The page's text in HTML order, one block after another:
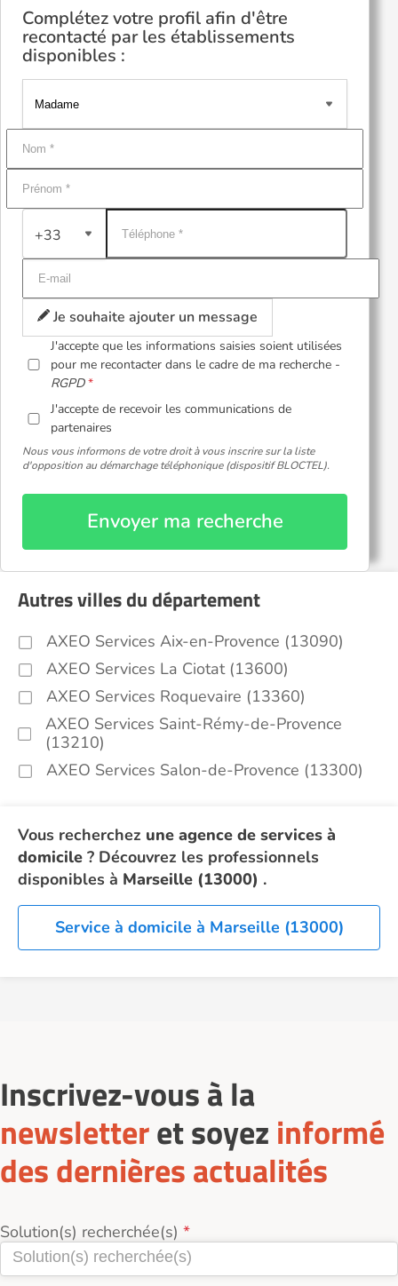
Complétez votre profil afin d'être
recontacté par les établissements
disponibles :
+33
Je souhaite ajouter un message
J'accepte que les informations saisies soient utilisées
pour me recontacter dans le cadre de ma recherche -
RGPD
J'accepte de recevoir les communications de
partenaires
Nous vous informons de votre droit à vous inscrire sur la liste
d'opposition au démarchage téléphonique (dispositif BLOCTEL).
Envoyer ma recherche
Autres villes du département
AXEO Services Aix-en-Provence (13090)
AXEO Services La Ciotat (13600)
AXEO Services Roquevaire (13360)
AXEO Services Saint-Rémy-de-Provence
(13210)
AXEO Services Salon-de-Provence (13300)
Vous recherchez une agence de services à
domicile ? Découvrez les professionnels
disponibles à Marseille (13000) .
Service à domicile à Marseille (13000)
Inscrivez-vous à la
newsletteret soyez informé
des dernières actualités
Solution(s) recherchée(s)